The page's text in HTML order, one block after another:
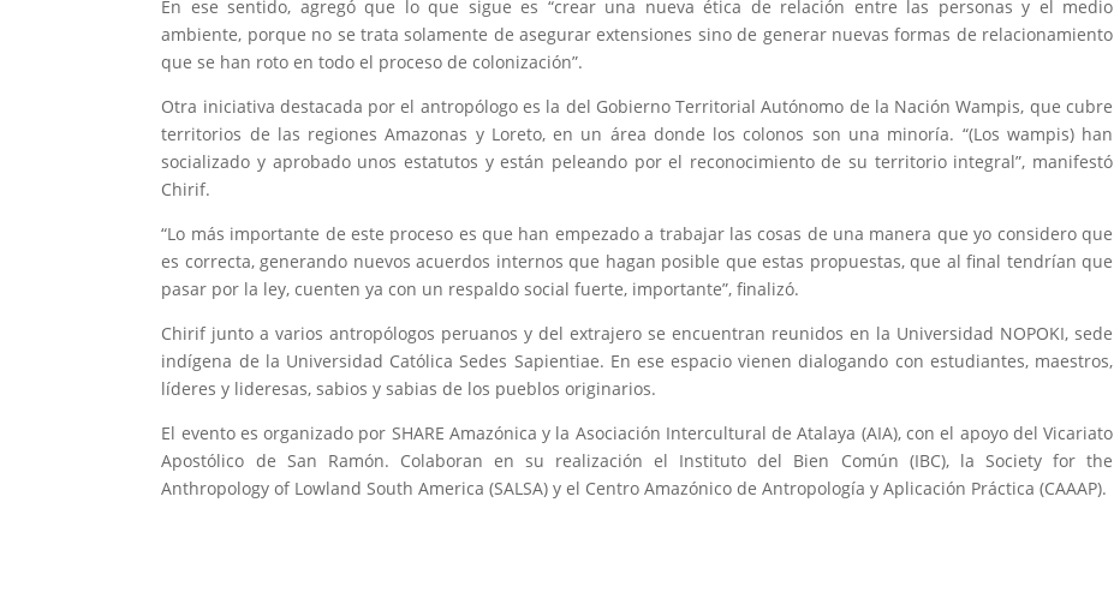
En ese sentido, agregó que lo que sigue es “crear una nueva ética de relación entre las personas y el medio
ambiente, porque no se trata solamente de asegurar extensiones sino de generar nuevas formas de relacionamiento
que se han roto en todo el proceso de colonización”.
Otra iniciativa destacada por el antropólogo es la del Gobierno Territorial Autónomo de la Nación Wampis, que cubre
territorios de las regiones Amazonas y Loreto, en un área donde los colonos son una minoría. “(Los wampis) han
socializado y aprobado unos estatutos y están peleando por el reconocimiento de su territorio integral”, manifestó
Chirif.
“Lo más importante de este proceso es que han empezado a trabajar las cosas de una manera que yo considero que
es correcta, generando nuevos acuerdos internos que hagan posible que estas propuestas, que al final tendrían que
pasar por la ley, cuenten ya con un respaldo social fuerte, importante”, finalizó.
Chirif junto a varios antropólogos peruanos y del extrajero se encuentran reunidos en la Universidad NOPOKI, sede
indígena de la Universidad Católica Sedes Sapientiae. En ese espacio vienen dialogando con estudiantes, maestros,
líderes y lideresas, sabios y sabias de los pueblos originarios.
El evento es organizado por SHARE Amazónica y la Asociación Intercultural de Atalaya (AIA), con el apoyo del Vicariato
Apostólico de San Ramón. Colaboran en su realización el Instituto del Bien Común (IBC), la Society for the
Anthropology of Lowland South America (SALSA) y el Centro Amazónico de Antropología y Aplicación Práctica (CAAAP).